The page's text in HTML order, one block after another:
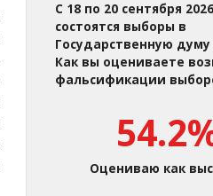
С 18 по 20 сентября
состоятся выборы в
Государственную думу
Как вы оцениваете
фальсификации
Оцениваю как